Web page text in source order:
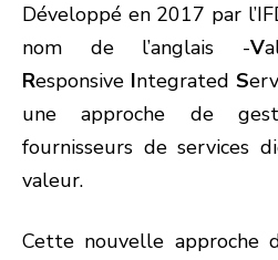
Développé en 2017 par
nom de l’anglais -V
Responsive Integrated S
une approche de
fournisseurs de services
valeur.
Cette nouvelle approche